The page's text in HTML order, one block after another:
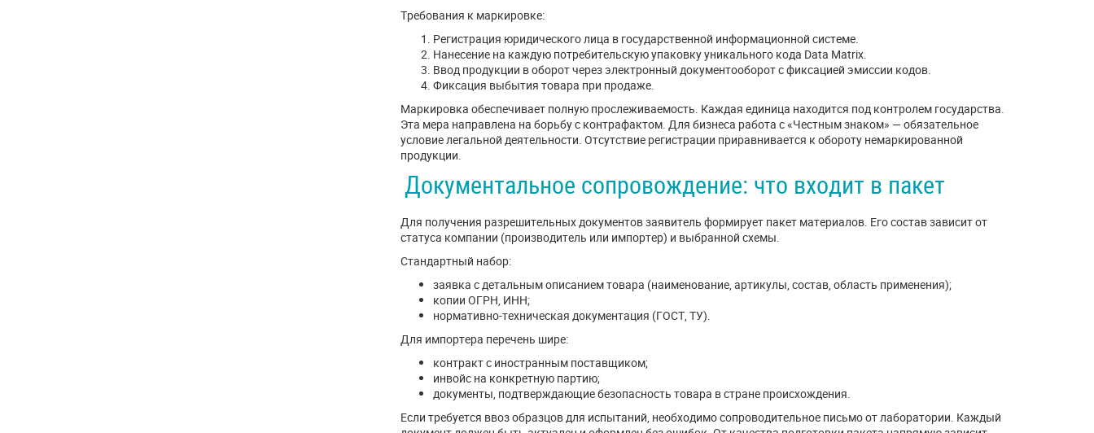
Требования к маркировке:
Регистрация юридического лица в государственной информационной системе.
Нанесение на каждую потребительскую упаковку уникального кода Data Matrix.
Ввод продукции в оборот через электронный документооборот с фиксацией эмиссии кодов.
Фиксация выбытия товара при продаже.
Маркировка обеспечивает полную прослеживаемость. Каждая единица находится под контролем государства.
Эта мера направлена на борьбу с контрафактом. Для бизнеса работа с «Честным знаком» — обязательное
условие легальной деятельности. Отсутствие регистрации приравнивается к обороту немаркированной
продукции.
Документальное сопровождение: что входит в пакет
Для получения разрешительных документов заявитель формирует пакет материалов. Его состав зависит от
статуса компании (производитель или импортер) и выбранной схемы.
Стандартный набор:
заявка с детальным описанием товара (наименование, артикулы, состав, область применения);
копии ОГРН, ИНН;
нормативно-техническая документация (ГОСТ, ТУ).
Для импортера перечень шире:
контракт с иностранным поставщиком;
инвойс на конкретную партию;
документы, подтверждающие безопасность товара в стране происхождения.
Если требуется ввоз образцов для испытаний, необходимо сопроводительное письмо от лаборатории. Каждый